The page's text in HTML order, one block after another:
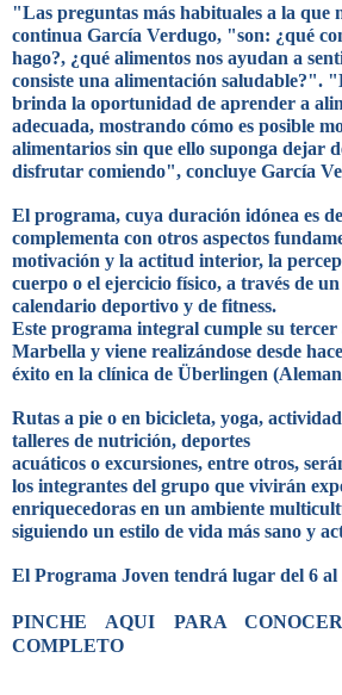
"Las preguntas más habituales a la que
continua García Verdugo, "son: ¿qué
hago?, ¿qué alimentos nos ayudan a
consiste una alimentación saludable?".
brinda la oportunidad de aprender a
adecuada, mostrando cómo es posible
alimentarios sin que ello suponga dejar
disfrutar comiendo", concluye García
El programa, cuya duración idónea es de
complementa con otros aspectos
motivación y la actitud interior, la
cuerpo o el ejercicio físico, a través de
calendario deportivo y de fitness.
Este programa integral cumple su tercer
Marbella y viene realizándose desde
éxito en la clínica de Überlingen
Rutas a pie o en bicicleta, yoga,
talleres de nutrición, deportes
acuáticos o excursiones, entre otros,
los integrantes del grupo que vivirán
enriquecedoras en un ambiente
siguiendo un estilo de vida más sano y
El Programa Joven tendrá lugar del 6 al
PINCHE AQUI PARA
COMPLETO